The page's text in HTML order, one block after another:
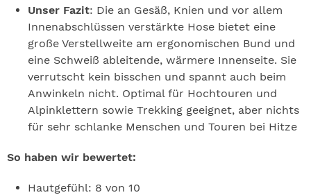
Unser Fazit: Die an Gesäß, Knien und vor allem
Innenabschlüssen verstärkte Hose bietet eine
große Verstellweite am ergonomischen Bund und
eine Schweiß ableitende, wärmere Innenseite. Sie
verrutscht kein bisschen und spannt auch beim
Anwinkeln nicht. Optimal für Hochtouren und
Alpinklettern sowie Trekking geeignet, aber nichts
für sehr schlanke Menschen und Touren bei Hitze
So haben wir bewertet:
Hautgefühl: 8 von 10